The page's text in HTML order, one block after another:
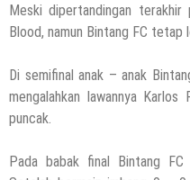
Meski dipertandingan
Blood, namun Bintang FC tetap
Di semifinal anak – anak
mengalahkan lawannya
puncak.
Pada babak final Bintang